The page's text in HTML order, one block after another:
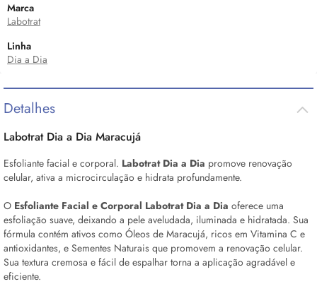
Marca
Labotrat
Linha
Dia a Dia
Detalhes
Labotrat Dia a Dia Maracujá
Esfoliante facial e corporal. Labotrat Dia a Dia promove renovação
celular, ativa a microcirculação e hidrata profundamente.
O Esfoliante Facial e Corporal Labotrat Dia a Dia oferece uma
esfoliação suave, deixando a pele aveludada, iluminada e hidratada. Sua
fórmula contém ativos como Óleos de Maracujá, ricos em Vitamina C e
antioxidantes, e Sementes Naturais que promovem a renovação celular.
Sua textura cremosa e fácil de espalhar torna a aplicação agradável e
eficiente.